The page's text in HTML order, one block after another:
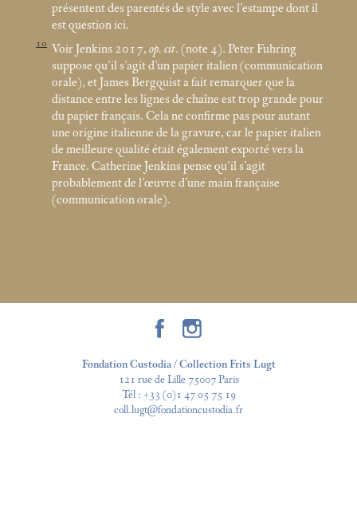
présentent des parentés de style avec l’estampe dont il
est question ici.
10 Voir Jenkins 2017, op. cit. (note 4). Peter Fuhring
suppose qu’il s’agit d’un papier italien (communication
orale), et James Bergquist a fait remarquer que la
distance entre les lignes de chaîne est trop grande pour
du papier français. Cela ne confirme pas pour autant
une origine italienne de la gravure, car le papier italien
de meilleure qualité était également exporté vers la
France. Catherine Jenkins pense qu’il s’agit
probablement de l’œuvre d’une main française
(communication orale).
Fondation Custodia / Collection Frits Lugt
121 rue de Lille 75007 Paris
Tél : +33 (0)1 47 05 75 19
coll.lugt@fondationcustodia.fr